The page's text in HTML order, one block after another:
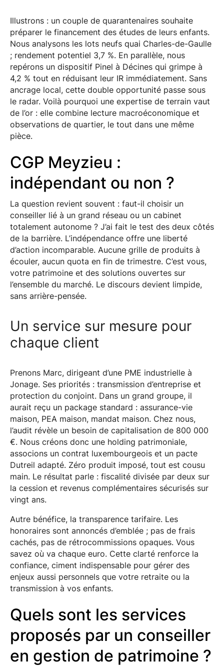
Illustrons : un couple de quarantenaires souhaite
préparer le financement des études de leurs enfants.
Nous analysons les lots neufs quai Charles-de-Gaulle
; rendement potentiel 3,7 %. En parallèle, nous
repérons un dispositif Pinel à Décines qui grimpe à
4,2 % tout en réduisant leur IR immédiatement. Sans
ancrage local, cette double opportunité passe sous
le radar. Voilà pourquoi une expertise de terrain vaut
de l’or : elle combine lecture macroéconomique et
observations de quartier, le tout dans une même
pièce.
CGP Meyzieu :
indépendant ou non ?
La question revient souvent : faut-il choisir un
conseiller lié à un grand réseau ou un cabinet
totalement autonome ? J’ai fait le test des deux côtés
de la barrière. L’indépendance offre une liberté
d’action incomparable. Aucune grille de produits à
écouler, aucun quota en fin de trimestre. C’est vous,
votre patrimoine et des solutions ouvertes sur
l’ensemble du marché. Le discours devient limpide,
sans arrière-pensée.
Un service sur mesure pour
chaque client
Prenons Marc, dirigeant d’une PME industrielle à
Jonage. Ses priorités : transmission d’entreprise et
protection du conjoint. Dans un grand groupe, il
aurait reçu un package standard : assurance-vie
maison, PEA maison, mandat maison. Chez nous,
l’audit révèle un besoin de capitalisation de 800 000
€. Nous créons donc une holding patrimoniale,
associons un contrat luxembourgeois et un pacte
Dutreil adapté. Zéro produit imposé, tout est cousu
main. Le résultat parle : fiscalité divisée par deux sur
la cession et revenus complémentaires sécurisés sur
vingt ans.
Autre bénéfice, la transparence tarifaire. Les
honoraires sont annoncés d’emblée ; pas de frais
cachés, pas de rétrocommissions opaques. Vous
savez où va chaque euro. Cette clarté renforce la
confiance, ciment indispensable pour gérer des
enjeux aussi personnels que votre retraite ou la
transmission à vos enfants.
Quels sont les services
proposés par un conseiller
en gestion de patrimoine ?